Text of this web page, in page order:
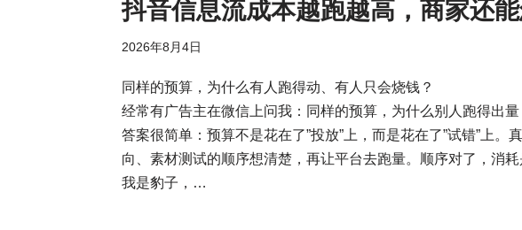
抖音信息流成本越跑越高，商家还
2026年8月4日
同样的预算，为什么有人跑得动、有人只会烧钱？
经常有广告主在微信上问我：同样的预算，为什么别人跑得出量
答案很简单：预算不是花在了”投放”上，而是花在了”试错”上
向、素材测试的顺序想清楚，再让平台去跑量。顺序对了，消
我是豹子，…